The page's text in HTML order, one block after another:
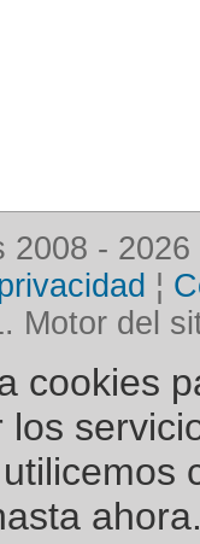
2008 - 2026
¦
Motor del
cookies